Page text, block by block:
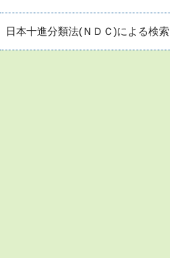
日本十進分類法(ＮＤＣ)による検索